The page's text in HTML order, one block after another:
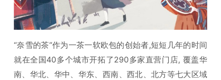
“奈雪的茶”作为一茶一软欧包的创始者,短短几年的时间
就在全国40多个城市开拓了290多家直营门店, 覆盖华
南、华北、华中、华东、西南、西北、北方等七大区域